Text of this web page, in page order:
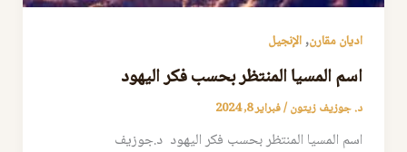
اديان مقارن,الإنجيل
اسم المسيا المنتظر بحسب فكر اليهود
د. جوزيف زيتون/فبراير 8, 2024
اسم المسيا المنتظر بحسب فكر اليهود د.جوزيف